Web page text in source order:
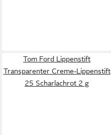
Tom Ford Lippenstift
Transparenter Creme-Lippenstift
25 Scharlachrot 2 g